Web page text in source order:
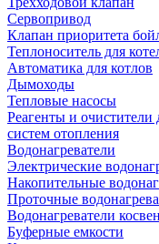
Сервопривод
Клапан приоритета
Теплоноситель для
Автоматика для котлов
Дымоходы
Тепловые насосы
Реагенты и
систем отопления
Водонагреватели
Электрические
Накопительные
Проточные
Водонагреватели
Буферные емкости